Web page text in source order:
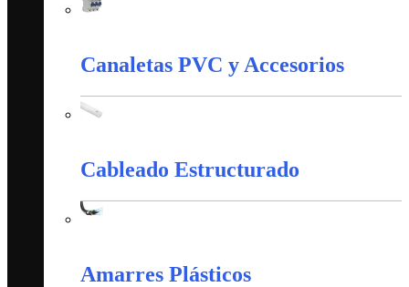
Canaletas PVC y Accesorios
Cableado Estructurado
Amarres Plásticos